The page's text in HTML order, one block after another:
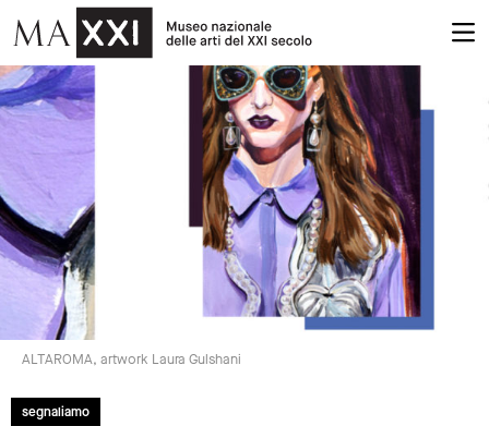
ALTAROMA, artwork Laura Gulshani
segnaliamo